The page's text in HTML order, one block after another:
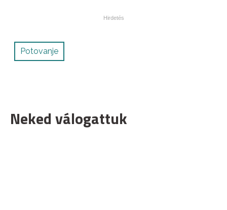
Potovanje
Neked válogattuk